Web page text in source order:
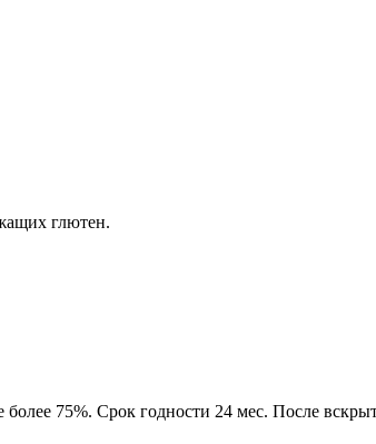
глютен.
75%. Срок годности 24 мес. После